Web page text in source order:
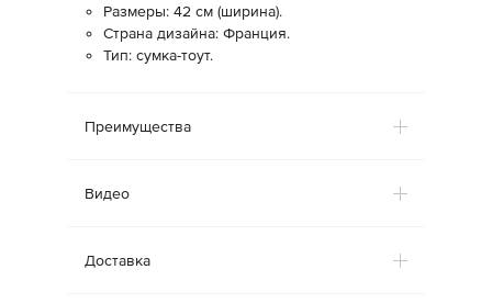
Размеры: 42 см (ширина).
Страна дизайна: Франция.
Тип: сумка-тоут.
Преимущества
Видео
Доставка